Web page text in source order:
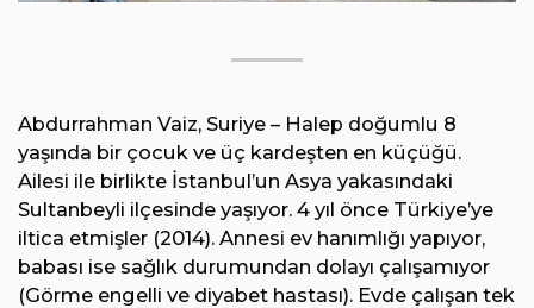
Abdurrahman Vaiz, Suriye – Halep doğumlu 8
yaşında bir çocuk ve üç kardeşten en küçüğü.
Ailesi ile birlikte İstanbul’un Asya yakasındaki
Sultanbeyli ilçesinde yaşıyor. 4 yıl önce Türkiye’ye
iltica etmişler (2014). Annesi ev hanımlığı yapıyor,
babası ise sağlık durumundan dolayı çalışamıyor
(Görme engelli ve diyabet hastası). Evde çalışan tek